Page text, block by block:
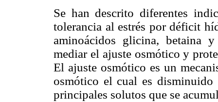
Se han descrito diferentes
tolerancia al estrés por déficit
aminoácidos glicina, betaina
mediar el ajuste osmótico y
El ajuste osmótico es un
osmótico el cual es
principales solutos que se